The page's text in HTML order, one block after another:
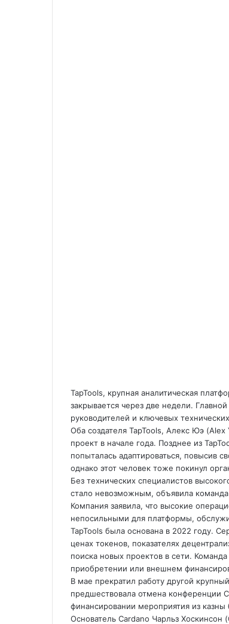
TapTools, крупная аналитическая
закрывается через две недели.
руководителей и ключевых
Оба создателя TapTools, Алекс Юэ
проект в начале года. Позднее из
попыталась адаптироваться, повысив
однако этот человек тоже покинул
Без технических специалистов
стало невозможным, объявила
Компания заявила, что высокие
непосильными для платформы,
TapTools была основана в 2022 году.
ценах токенов, показателях
поиска новых проектов в сети.
приобретении или внешнем
В мае прекратил работу другой
предшествовала отмена конференции
финансировании мероприятия из казны
Основатель Cardano Чарльз Хоскинсон